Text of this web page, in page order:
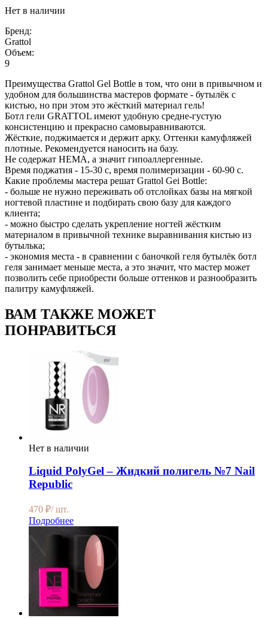
Нет в наличии
Бренд:
Grattol
Объем:
9
Преимущества Grattol Gel Bottle в том, что они в привычном и
удобном для большинства мастеров формате - бутылёк с
кистью, но при этом это жёсткий материал гель!
Ботл гели GRATTOL имеют удобную средне-густую
консистенцию и прекрасно самовыравниваются.
Жёсткие, поджимается и держит арку. Оттенки камуфляжей
плотные. Рекомендуется наносить на базу.
Не содержат НЕМА, а значит гипоаллергенные.
Время поджатия - 15-30 с, время полимеризации - 60-90 с.
Какие проблемы мастера решат Grattol Gei Bottle:
- больше не нужно переживать об отслойках базы на мягкой
ногтевой пластине и подбирать свою базу для каждого
клиента;
- можно быстро сделать укрепление ногтей жёстким
материалом в привычной технике выравнивания кистью из
бутылька;
- экономия места - в сравнении с баночкой геля бутылёк ботл
геля занимает меньше места, а это значит, что мастер может
позволить себе приобрести больше оттенков и разнообразить
палитру камуфляжей.
ВАМ ТАКЖЕ МОЖЕТ
ПОНРАВИТЬСЯ
Нет в наличии
Liquid PolyGel – Жидкий полигель №7 Nail
Republic
470 ₽/ шт.
Подробнее